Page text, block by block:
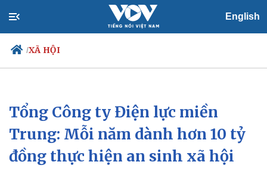
English
/XÃ HỘI
Chính trị
Đảng
Tổ chức nhân sự
Quốc hội
Nhận diện sự thật
Xã hội
Tin 24h
Dự báo thời tiết
Giáo dục
Tổng Công ty Điện lực miền
Trung: Mỗi năm dành hơn 10 tỷ
đồng thực hiện an sinh xã hội